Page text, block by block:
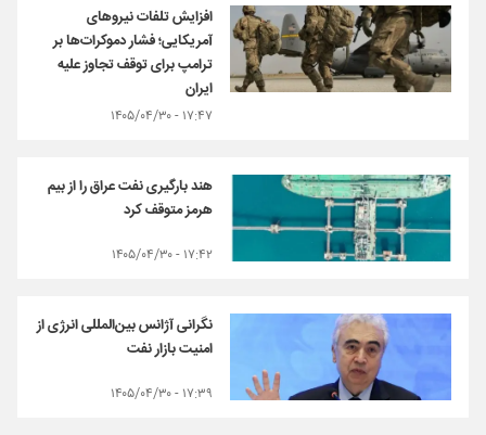
افزایش تلفات نیروهای
آمریکایی؛ فشار دموکرات‌ها بر
ترامپ برای توقف تجاوز علیه
ایران
۱۷:۴۷ - ۱۴۰۵/۰۴/۳۰
هند بارگیری نفت عراق را از بیم
هرمز متوقف کرد
۱۷:۴۲ - ۱۴۰۵/۰۴/۳۰
نگرانی آژانس بین‌المللی انرژی از
امنیت بازار نفت
۱۷:۳۹ - ۱۴۰۵/۰۴/۳۰